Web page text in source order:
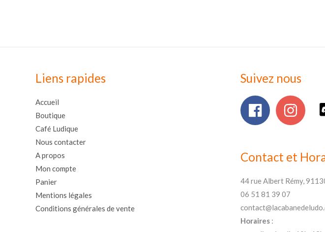
Liens rapides
Accueil
Boutique
Café Ludique
Nous contacter
A propos
Mon compte
Panier
Mentions légales
Conditions générales de vente
Suivez nous
Contact et
44 rue Albert Rémy,
06 51 81 39 07
Horaires: